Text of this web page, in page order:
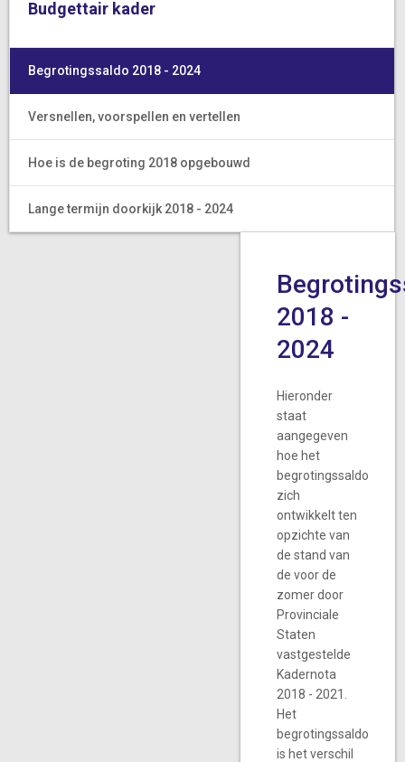
Budgettair kader
Begrotingssaldo 2018 - 2024
Versnellen, voorspellen en vertellen
Hoe is de begroting 2018 opgebouwd
Lange termijn doorkijk 2018 - 2024
2018 -
2024
Hieronder
staat
aangegeven
hoe het
begrotingssaldo
zich
ontwikkelt ten
opzichte van
de stand van
de voor de
zomer door
Provinciale
Staten
vastgestelde
Kadernota
2018 - 2021.
Het
begrotingssaldo
is het verschil